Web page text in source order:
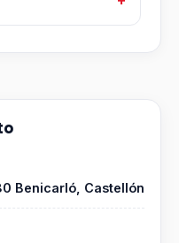
Benicarló, Castellón